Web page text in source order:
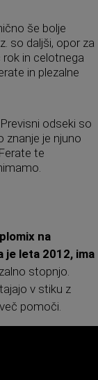
še bolje
so daljši, opor za
rok in celotnega
in plezalne
odseki so
znanje je njuno
te
na
je leta 2012, ima
stopnjo.
v stiku z
pomoči.